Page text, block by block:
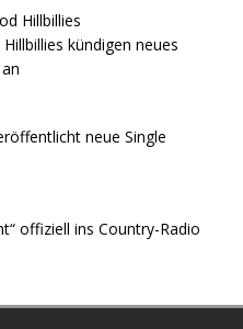
kündigen neues
neue Single
offiziell ins Country-Radio